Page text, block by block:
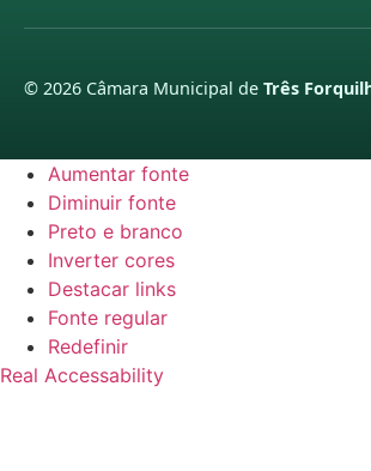
© 2026 Câmara Municipal de Três
Aumentar fonte
Diminuir fonte
Preto e branco
Inverter cores
Destacar links
Fonte regular
Redefinir
Real Accessability